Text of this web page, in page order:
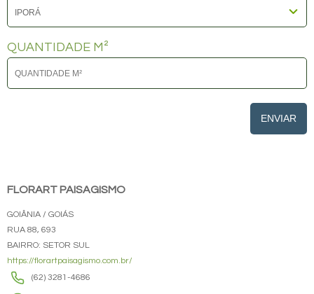
QUANTIDADE M²
ENVIAR
FLORART PAISAGISMO
GOIÂNIA / GOIÁS
RUA 88, 693
BAIRRO: SETOR SUL
https://florartpaisagismo.com.br/
(62) 3281-4686